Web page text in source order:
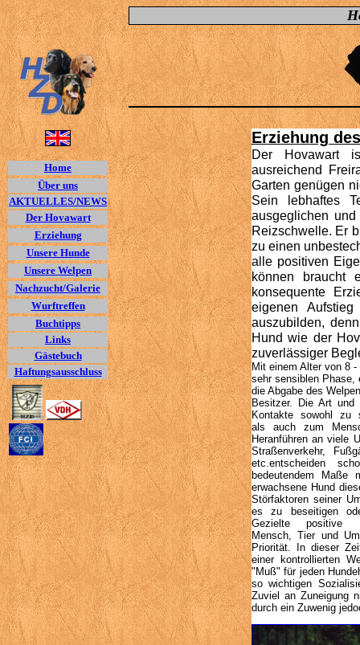
Home
Über uns
AKTUELLES/NEWS
Der Hovawart
Erziehung
Unsere Hunde
Unsere Welpen
Nachzucht/Galerie
Wurftreffen
Buchtipps
Links
Gästebuch
Haftungsausschluss
Erziehung
Der Hovawart
ausreichend
Garten genügen
Sein lebhaftes
ausgeglichen
Reizschwelle. Er
zu einen
alle positiven
können braucht
konsequente
eigenen
auszubilden,
Hund wie der
zuverlässiger
Mit einem Alter von 8
sehr sensiblen Phase,
die Abgabe des
Besitzer. Die Art und
Kontakte sowohl zu
als auch zum
Heranführen an viele
Straßenverkehr,
etc.entscheiden
bedeutendem Maße
erwachsene Hund
Störfaktoren seiner
es zu beseitigen
Gezielte positive
Mensch, Tier und
Priorität. In dieser
einer kontrollierten
"Muß" für jeden
so wichtigen
Zuviel an Zuneigung
durch ein Zuwenig